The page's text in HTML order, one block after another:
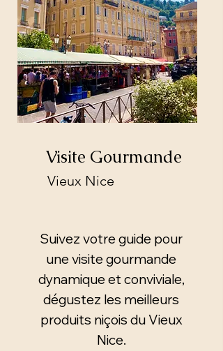
Visite Gourmande
Vieux Nice
Suivez votre guide pour
une visite gourmande
dynamique et conviviale,
dégustez les meilleurs
produits niçois du Vieux
Nice.